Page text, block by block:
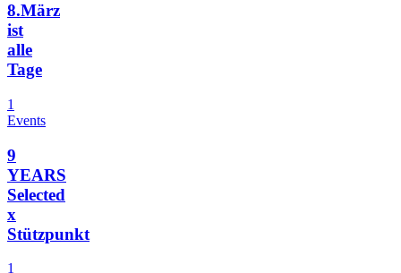
8.März
ist
alle
Tage
1
Events
9
YEARS
Selected
x
Stützpunkt
1